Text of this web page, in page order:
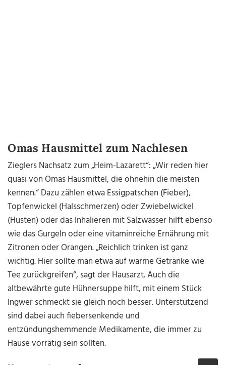
Omas Hausmittel zum Nachlesen
Zieglers Nachsatz zum „Heim-Lazarett“: „Wir reden hier
quasi von Omas Hausmittel, die ohnehin die meisten
kennen.“ Dazu zählen etwa Essigpatschen (Fieber),
Topfenwickel (Halsschmerzen) oder Zwiebelwickel
(Husten) oder das Inhalieren mit Salzwasser hilft ebenso
wie das Gurgeln oder eine vitaminreiche Ernährung mit
Zitronen oder Orangen. „Reichlich trinken ist ganz
wichtig. Hier sollte man etwa auf warme Getränke wie
Tee zurückgreifen“, sagt der Hausarzt. Auch die
altbewährte gute Hühnersuppe hilft, mit einem Stück
Ingwer schmeckt sie gleich noch besser. Unterstützend
sind dabei auch fiebersenkende und
entzündungshemmende Medikamente, die immer zu
Hause vorrätig sein sollten.